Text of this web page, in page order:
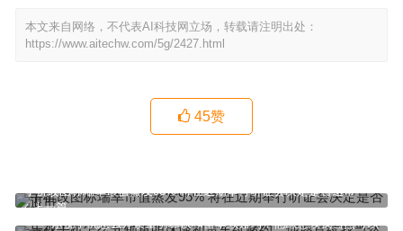
本文来自网络，不代表AI科技网立场，转载请注明出处：
https://www.aitechw.com/5g/2427.html
45赞
上一篇
手机改图标瑞幸市值蒸发95% 将在近期举行听证会决定是否退市
乐视手机怎么开锁董明珠谈和雷军续赌约：他愿意续我当然可以